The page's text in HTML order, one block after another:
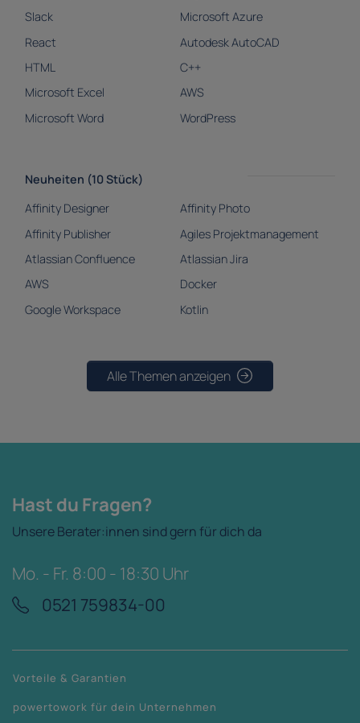
Slack
Microsoft Azure
React
Autodesk AutoCAD
HTML
C++
Microsoft Excel
AWS
Microsoft Word
WordPress
Neuheiten (10 Stück)
Affinity Designer
Affinity Photo
Affinity Publisher
Agiles Projektmanagement
Atlassian Confluence
Atlassian Jira
AWS
Docker
Google Workspace
Kotlin
Alle Themen anzeigen
Hast du Fragen?
Unsere Berater:innen sind gern für dich da
Mo. - Fr. 8:00 - 18:30 Uhr
0521 759834-00
Vorteile & Garantien
powertowork für dein Unternehmen